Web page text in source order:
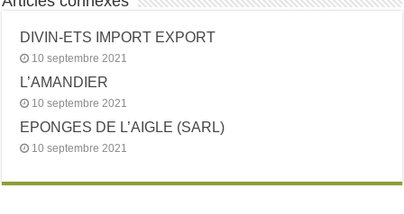
DIVIN-ETS IMPORT EXPORT
10 septembre 2021
L’AMANDIER
10 septembre 2021
EPONGES DE L’AIGLE (SARL)
10 septembre 2021